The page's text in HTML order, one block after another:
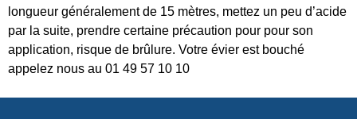
longueur généralement de 15 mètres, mettez un peu d’acide
par la suite, prendre certaine précaution pour pour son
application, risque de brûlure. Votre évier est bouché
appelez nous au 01 49 57 10 10